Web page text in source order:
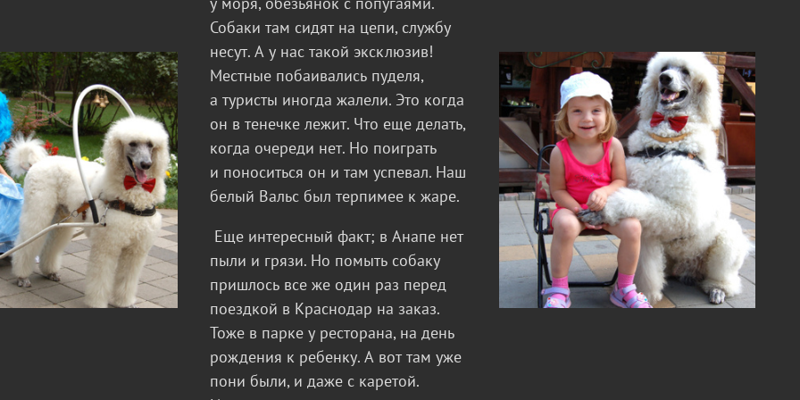
Собаки там сидят на цепи, службу
несут. А у нас такой эксклюзив!
Местные побаивались пуделя,
а туристы иногда жалели. Это когда
он в тенечке лежит. Что еще делать,
когда очереди нет. Но поиграть
и поноситься он и там успевал. Наш
белый Вальс был терпимее к жаре.
Еще интересный факт; в Анапе нет
пыли и грязи. Но помыть собаку
пришлось все же один раз перед
поездкой в Краснодар на заказ.
Тоже в парке у ресторана, на день
рождения к ребенку. А вот там уже
пони были, и даже с каретой.